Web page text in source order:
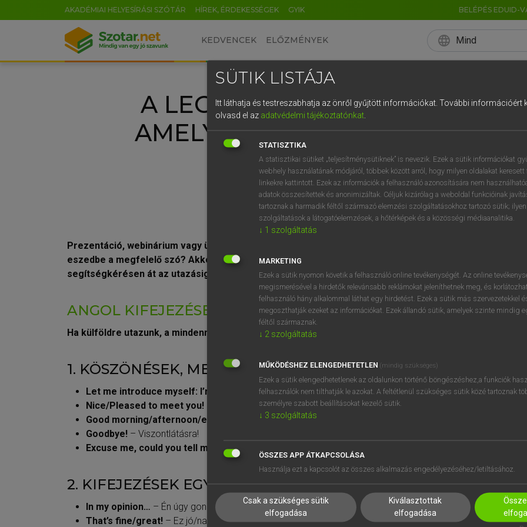
AKADÉMIAI HELYESÍRÁSI SZÓTÁR HÍREK, ÉRDEKESSÉGEK GYIK BELÉPÉS EDUID-
language Mind
KEDVENCEK ELŐZMÉNYEK
A LEGHASZNOSABB ANGOL
AMELYEKET MINDENKINEK
2021. 12. 19.
Prezentáció, webinárium vagy üzleti találkozó? Bővítenéd a szókincsedet, vagy nem szeretnél többé
eszedbe a megfelelő szó? Akkor tarts velünk: csokorba szedtük neked a leghasznosabb angol
segítségkérésen át az utazásig!
ANGOL KIFEJEZÉSEK A MINDENNAPOKRA
Ha külföldre utazunk, a mindennapi kommunikációban négy alapvető csoport
1. KÖSZÖNÉSEK, MEGSZÓLÍTÁS ÉS KAPCSOLATFELVÉTEL
Let me introduce myself: I’m X. Y.
– Engedje meg, hogy bemutatkozzam: X. Y. vagyok.
Nice/Pleased to meet you!
– Örülök, hogy találkozunk/megismerhetlek!
Good morning/afternoon/evening!
– Jó reggelt/napot/estét!
Goodbye! – Viszontlátásra!
Excuse me, could you tell me, what time is it?
2. KIFEJEZÉSEK EGY KÖNNYED, NÉHÁNY MONDATOS
In my opinion… – Én úgy gondolom, hogy…
That’s fine/great! – Ez jó/nagyszerű!
SÜTIK LISTÁJA
Itt láthatja és testreszabhatja az önről gyűjtött információkat. További információért
olvasd el az adatvédelmi tájékoztatónkat.
STATISZTIKA
A statisztikai sütiket „teljesítménysütiknek” is nevezik. Ezek a sütik információkat
webhely használatának módjáról, többek között arról, hogy milyen oldalakat keresett
linkekre kattintott. Ezek az információk a felhasználó azonosítására nem
adatok összesítettek és anonimizáltak. Céljuk kizárólag a weboldal funkcióinak
tartoznak a harmadik féltől származó elemzési szolgáltatásokhoz tartozó sütik;
szolgáltatások a látogatóelemzések, a hőtérképek és a közösségi médiaanalitika.
↓ 1 szolgáltatás
MARKETING
Ezek a sütik nyomon követik a felhasználó online tevékenységét. Az online
megismerésével a hirdetők relevánsabb reklámokat jeleníthetnek meg, és
felhasználó hány alkalommal láthat egy hirdetést. Ezek a sütik más szervezetekkel
megoszthatják ezeket az információkat. Ezek állandó sütik, amelyek szinte mindig
féltől származnak.
↓ 2 szolgáltatás
MŰKÖDÉSHEZ ELENGEDHETETLEN (mindig szükséges)
Ezek a sütik elengedhetetlenek az oldalunkon történő böngészéshez,a funkciók
felhasználók nem tilthatják le azokat. A feltétlenül szükséges sütik közé tartoznak
személyre szabott beállításokat kezelő sütik.
↓ 3 szolgáltatás
ÖSSZES APP ÁTKAPCSOLÁSA
Használja ezt a kapcsolót az összes alkalmazás engedélyezéséhez/letiltásához.
Csak a szükséges sütik
elfogadása
Kiválasztottak
elfogadása
EN HU DE CN FR ES IT NL RU
q w e
a s d f